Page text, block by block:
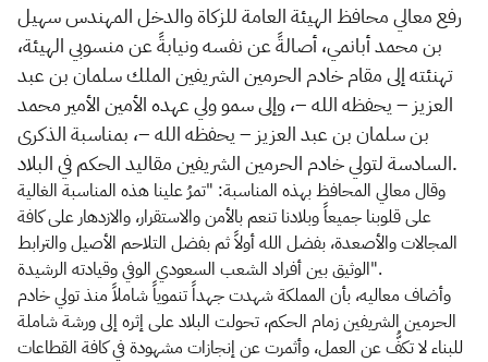
رفع معالي محافظ الهيئة العامة للزكاة والدخل المهندس سهيل
بن محمد أبانمي، أصالةً عن نفسه ونيابةً عن منسوبي الهيئة،
تهنئته إلى مقام خادم الحرمين الشريفين الملك سلمان بن عبد
العزيز – يحفظه الله –، وإلى سمو ولي عهده الأمين الأمير محمد
بن سلمان بن عبد العزيز – يحفظه الله –، بمناسبة الذكرى
السادسة لتولي خادم الحرمين الشريفين مقاليد الحكم في البلاد.
وقال معالي المحافظ بهذه المناسبة: "تمرُ علينا هذه المناسبة الغالية
على قلوبنا جميعاً وبلادنا تنعم بالأمن والاستقرار، والازدهار على كافة
المجالات والأصعدة، بفضل الله أولاً ثم بفضل التلاحم الأصيل والترابط
الوثيق بين أفراد الشعب السعودي الوفي وقيادته الرشيدة".
وأضاف معاليه، بأن المملكة شهدت جهداً تنموياً شاملاً منذ تولي خادم
الحرمين الشريفين زمام الحكم، تحولت البلاد على إثره إلى ورشة شاملة
للبناء لا تكفُّ عن العمل، وأثمرت عن إنجازات مشهودة في كافة القطاعات